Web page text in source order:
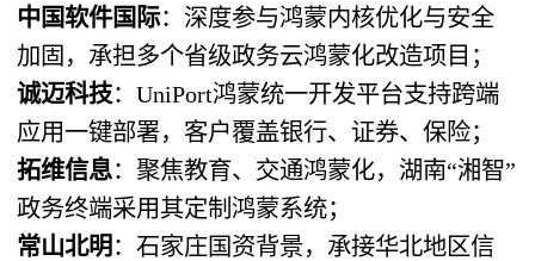
中国软件国际：深度参与鸿蒙内核优化与安全
加固，承担多个省级政务云鸿蒙化改造项目；
诚迈科技：UniPort鸿蒙统一开发平台支持跨端
应用一键部署，客户覆盖银行、证券、保险；
拓维信息：聚焦教育、交通鸿蒙化，湖南“湘智”
政务终端采用其定制鸿蒙系统；
常山北明 ：石家庄国资背景，承接华北地区信